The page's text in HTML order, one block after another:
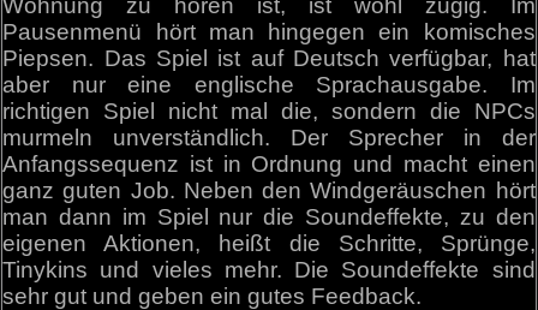
Pausenmenü hört man hingegen ein komisches
Piepsen. Das Spiel ist auf Deutsch verfügbar, hat
aber nur eine englische Sprachausgabe. Im
richtigen Spiel nicht mal die, sondern die NPCs
murmeln unverständlich. Der Sprecher in der
Anfangssequenz ist in Ordnung und macht einen
ganz guten Job. Neben den Windgeräuschen hört
man dann im Spiel nur die Soundeffekte, zu den
eigenen Aktionen, heißt die Schritte, Sprünge,
Tinykins und vieles mehr. Die Soundeffekte sind
sehr gut und geben ein gutes Feedback.